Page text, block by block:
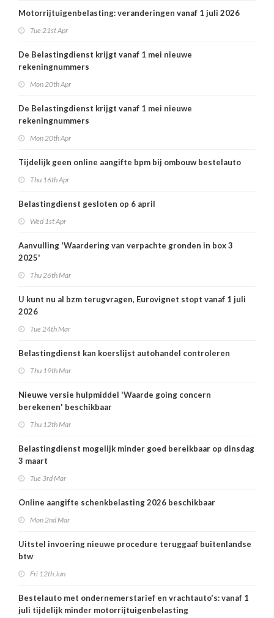
Motorrijtuigenbelasting: veranderingen vanaf 1 juli 2026
Tue 21st Apr
De Belastingdienst krijgt vanaf 1 mei nieuwe
rekeningnummers
Mon 20th Apr
De Belastingdienst krijgt vanaf 1 mei nieuwe
rekeningnummers
Mon 20th Apr
Tijdelijk geen online aangifte bpm bij ombouw bestelauto
Thu 16th Apr
Belastingdienst gesloten op 6 april
Wed 1st Apr
Aanvulling 'Waardering van verpachte gronden in box 3
2025'
Thu 26th Mar
U kunt nu al bzm terugvragen, Eurovignet stopt vanaf 1 juli
2026
Tue 24th Mar
Belastingdienst kan koerslijst autohandel controleren
Thu 19th Mar
Nieuwe versie hulpmiddel 'Waarde going concern
berekenen' beschikbaar
Thu 12th Mar
Belastingdienst mogelijk minder goed bereikbaar op dinsdag
3 maart
Tue 3rd Mar
Online aangifte schenkbelasting 2026 beschikbaar
Mon 2nd Mar
Uitstel invoering nieuwe procedure teruggaaf buitenlandse
btw
Fri 12th Jun
Bestelauto met ondernemerstarief en vrachtauto's: vanaf 1
juli tijdelijk minder motorrijtuigenbelasting